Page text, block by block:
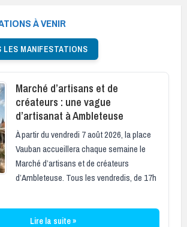
À VENIR
MANIFESTATIONS
Marché d’artisans et de
créateurs : une vague
d’artisanat à Ambleteuse
À partir du vendredi 7 août 2026, la place
Vauban accueillera chaque semaine le
Marché d’artisans et de créateurs
d’Ambleteuse. Tous les vendredis, de 17h
Lire la suite »